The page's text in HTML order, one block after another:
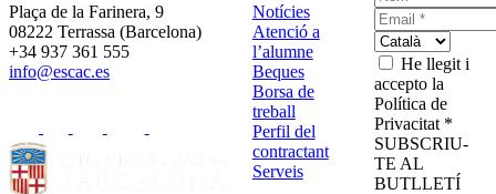
Plaça de la Farinera, 9
08222 Terrassa (Barcelona)
+34 937 361 555
info@escac.es
Notícies
Atenció a
l’alumne
Beques
Borsa de
treball
Perfil del
contractant
Serveis
He llegit i
accepto la
Política de
Privacitat *
SUBSCRIU-
TE AL
BUTLLETÍ